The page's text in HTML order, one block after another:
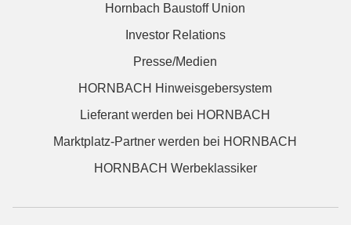
Hornbach Baustoff Union
Investor Relations
Presse/Medien
HORNBACH Hinweisgebersystem
Lieferant werden bei HORNBACH
Marktplatz-Partner werden bei HORNBACH
HORNBACH Werbeklassiker